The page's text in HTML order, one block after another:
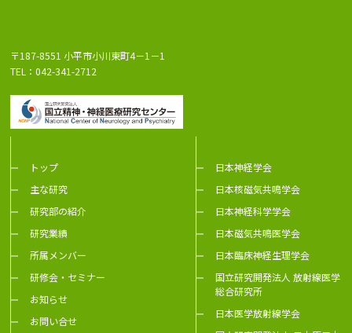
〒187-8551 小平市小川東町4－1－1
TEL：042-341-2712
トップ
主な研究
研究部の紹介
研究業績
所属メンバー
研修会・セミナー
お知らせ
お問い合せ
日本神経学会
日本核磁気共鳴学会
日本神経科学学会
日本磁気共鳴医学会
日本臨床神経生理学会
国立研究開発法人 放射線医学
総合研究所
日本医学放射線学会